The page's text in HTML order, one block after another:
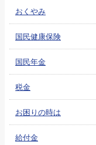
おくやみ
国民健康保険
国民年金
税金
お困りの時は
給付金